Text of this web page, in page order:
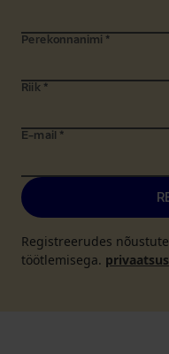
Perekonnanimi *
Riik *
E-mail *
Registreerudes
töötlemisega.